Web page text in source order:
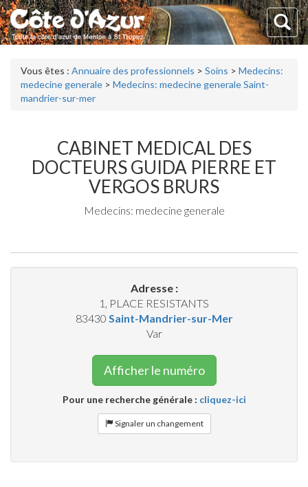
Vous êtes : Annuaire des professionnels > Soins > Medecins:
medecine generale > Medecins: medecine generale Saint-
mandrier-sur-mer
CABINET MEDICAL DES
DOCTEURS GUIDA PIERRE ET
VERGOS BRURS
Medecins: medecine generale
Adresse :
1, PLACE RESISTANTS
83430 Saint-Mandrier-sur-Mer
Var
Afficher le numéro
Pour une recherche générale : cliquez-ici
Signaler un changement